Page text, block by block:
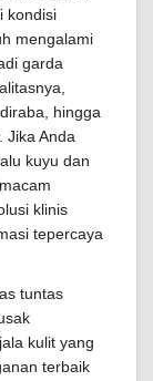
kondisi
mengalami
garda
hingga
Jika Anda
kuyu dan
klinis
tepercaya
tuntas
kulit yang
terbaik